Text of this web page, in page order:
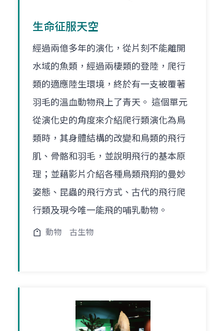
生命征服天空
經過兩億多年的演化，從片刻不能離開
水域的魚類，經過兩棲類的登陸，爬行
類的適應陸生環境，終於有一支被覆著
羽毛的溫血動物飛上了青天。 這個單元
從演化史的角度來介紹爬行類演化為鳥
類時，其身體結構的改變和鳥類的飛行
肌、骨骼和羽毛，並說明飛行的基本原
理；並藉影片介紹各種鳥類飛翔的曼妙
姿態、昆蟲的飛行方式、古代的飛行爬
行類及現今唯一能飛的哺乳動物。
動物 古生物